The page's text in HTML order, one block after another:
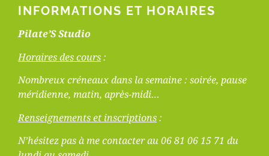
INFORMATIONS ET HORAIRES
Pilate’S Studio
Horaires des cours:
Nombreux créneaux dans la semaine : soirée, pause
méridienne, matin, après-midi…
Renseignements et inscriptions:
N’hésitez pas à me contacter au 06 81 06 15 71 du